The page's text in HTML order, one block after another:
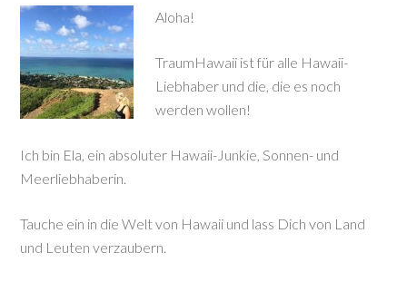
Aloha!
TraumHawaii ist für alle Hawaii-
Liebhaber und die, die es noch
werden wollen!
Ich bin Ela, ein absoluter Hawaii-Junkie, Sonnen- und
Meerliebhaberin.
Tauche ein in die Welt von Hawaii und lass Dich von Land
und Leuten verzaubern.